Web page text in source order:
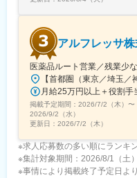
アルフレッサ
医薬品ルート営業／残業少
掲載予定期間： 2026/7/2（木） 〜
2026/9/2（水）
更新日： 2026/7/2（木）
※求人応募数の多い順にランキ
※集計対象期間：2026/8/1（土
※事情により掲載終了予定日よ